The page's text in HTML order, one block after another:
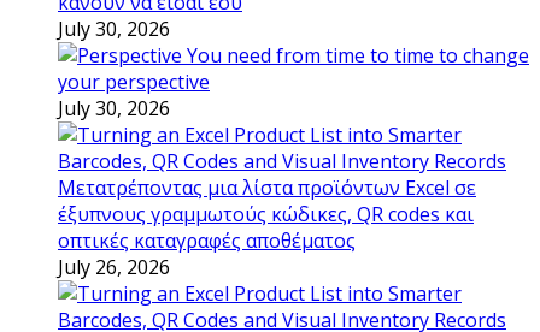
July 30, 2026
You need from time to time to change
your perspective
July 30, 2026
Μετατρέποντας μια λίστα προϊόντων Excel σε
έξυπνους γραμμωτούς κώδικες, QR codes και
οπτικές καταγραφές αποθέματος
July 26, 2026